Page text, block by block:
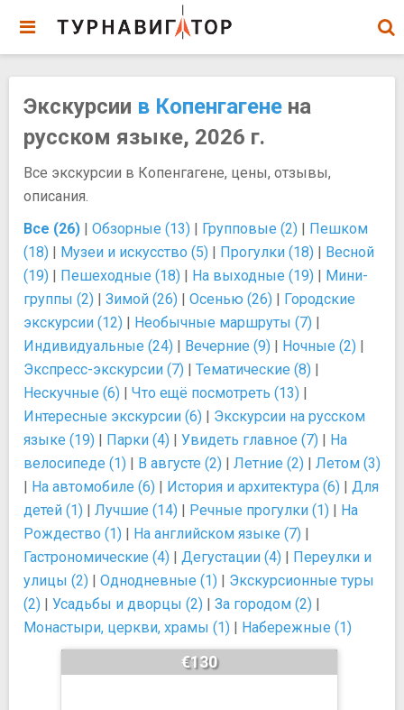
Экскурсии в Копенгагене на
русском языке, 2026 г.
Все экскурсии в Копенгагене, цены, отзывы,
описания.
Все (26) | Обзорные (13) | Групповые (2) | Пешком
(18) | Музеи и искусство (5) | Прогулки (18) | Весной
(19) | Пешеходные (18) | На выходные (19) | Мини-
группы (2) | Зимой (26) | Осенью (26) | Городские
экскурсии (12) | Необычные маршруты (7) |
Индивидуальные (24) | Вечерние (9) | Ночные (2) |
Экспресс-экскурсии (7) | Тематические (8) |
Нескучные (6) | Что ещё посмотреть (13) |
Интересные экскурсии (6) | Экскурсии на русском
языке (19) | Парки (4) | Увидеть главное (7) | На
велосипеде (1) | В августе (2) | Летние (2) | Летом (3)
| На автомобиле (6) | История и архитектура (6) | Для
детей (1) | Лучшие (14) | Речные прогулки (1) | На
Рождество (1) | На английском языке (7) |
Гастрономические (4) | Дегустации (4) | Переулки и
улицы (2) | Однодневные (1) | Экскурсионные туры
(2) | Усадьбы и дворцы (2) | За городом (2) |
Монастыри, церкви, храмы (1) | Набережные (1)
€130